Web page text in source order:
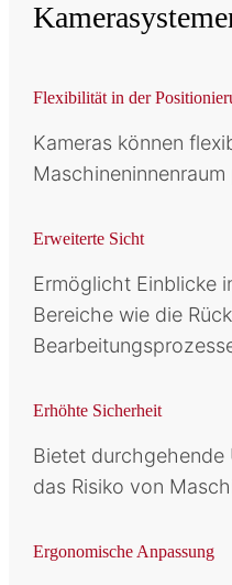
Flexibilität in der
Kameras können
Erweiterte Sicht
Ermöglicht Einblicke
Bereiche wie die
Erhöhte Sicherheit
Bietet
das Risiko von
Ergonomische Anpassung